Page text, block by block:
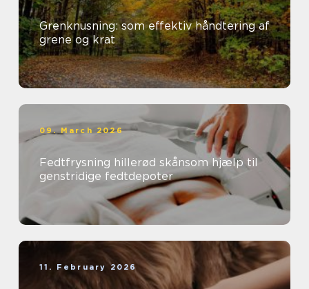
Grenknusning: som effektiv håndtering af
grene og krat
09. March 2026
Fedtfrysning hillerød skånsom hjælp til
genstridige fedtdepoter
11. February 2026